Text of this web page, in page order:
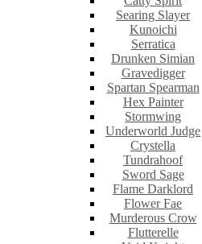
Searing Slayer
Kunoichi
Serratica
Drunken Simian
Gravedigger
Spartan Spearman
Hex Painter
Stormwing
Underworld Judge
Crystella
Tundrahoof
Sword Sage
Flame Darklord
Flower Fae
Murderous Crow
Flutterelle